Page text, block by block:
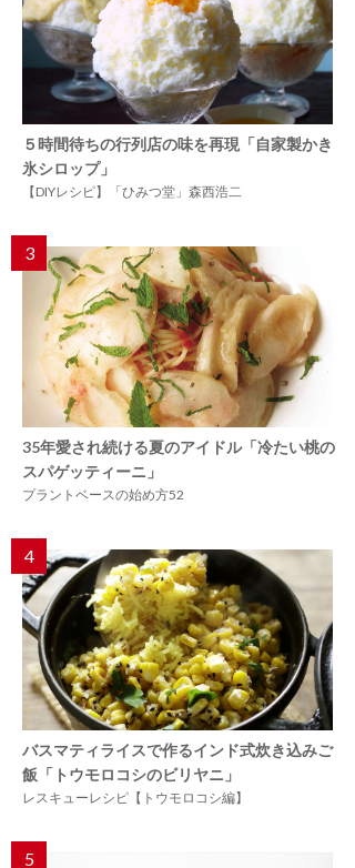
５時間待ちの行列店の味を再現「自家製かき
氷シロップ」
【DIYレシピ】「ひみつ堂」森西浩二
3
35年愛され続ける夏のアイドル「冷たい桃の
スパゲッティーニ」
プラントベースの始め方52
4
バスマティライスで作るインド式炊き込みご
飯「トウモロコシのビリヤニ」
レスキューレシピ【トウモロコシ編】
5